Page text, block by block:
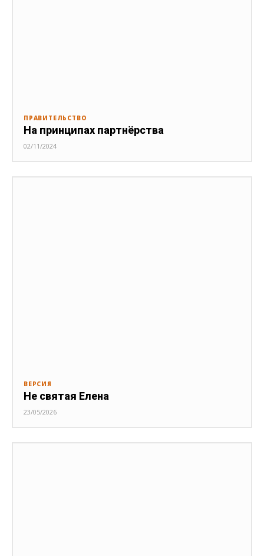
ПРАВИТЕЛЬСТВО
На принципах партнёрства
02/11/2024
ВЕРСИЯ
Не святая Елена
23/05/2026